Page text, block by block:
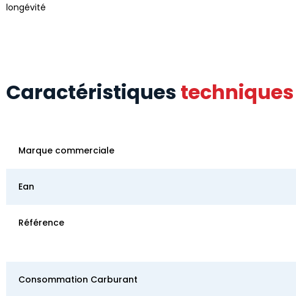
longévité
Caractéristiques techniques
Marque commerciale
Ean
Référence
Consommation Carburant